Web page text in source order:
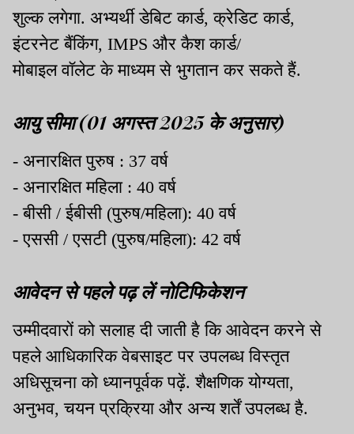
शुल्क लगेगा. अभ्यर्थी डेबिट कार्ड, क्रेडिट कार्ड,
इंटरनेट बैंकिंग, IMPS और कैश कार्ड/
मोबाइल वॉलेट के माध्यम से भुगतान कर सकते हैं.
आयु सीमा (01 अगस्त 2025 के अनुसार)
- अनारक्षित पुरुष : 37 वर्ष
- अनारक्षित महिला : 40 वर्ष
- बीसी / ईबीसी (पुरुष/महिला): 40 वर्ष
- एससी / एसटी (पुरुष/महिला): 42 वर्ष
आवेदन से पहले पढ़ लें नोटिफिकेशन
उम्मीदवारों को सलाह दी जाती है कि आवेदन करने से
पहले आधिकारिक वेबसाइट पर उपलब्ध विस्तृत
अधिसूचना को ध्यानपूर्वक पढ़ें. शैक्षणिक योग्यता,
अनुभव, चयन प्रक्रिया और अन्य शर्तें उपलब्ध है.